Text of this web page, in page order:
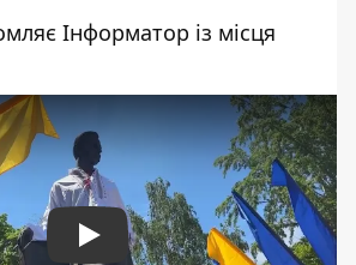
Інформатор із місця
Play